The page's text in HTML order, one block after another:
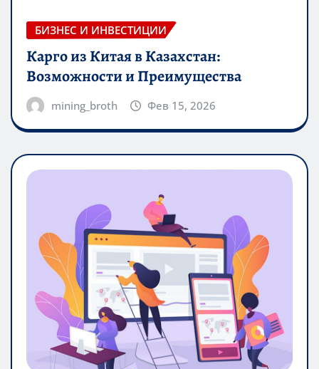
БИЗНЕС И ИНВЕСТИЦИИ
Карго из Китая в Казахстан:
Возможности и Преимущества
mining_broth Фев 15, 2026